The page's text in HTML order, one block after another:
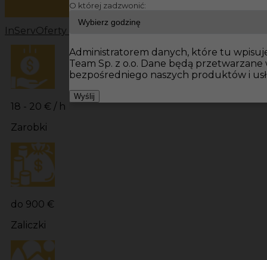
InServOferty pracy Prace wykończeniowe Niemcy
18 - 20 € / h
Zarobki
do 900 €
Zaliczki
O której zadzwonić:
Administratorem danych, które tu
Team Sp. z o.o. Dane będą
bezpośredniego naszych produktów i
Wyślij